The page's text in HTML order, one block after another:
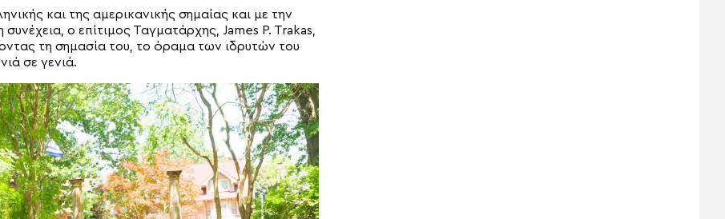
και της αμερικανικής σημαίας και με την
ο επίτιμος Ταγματάρχης, James P. Trakas,
τη σημασία του, το όραμα των ιδρυτών του
σε γενιά.